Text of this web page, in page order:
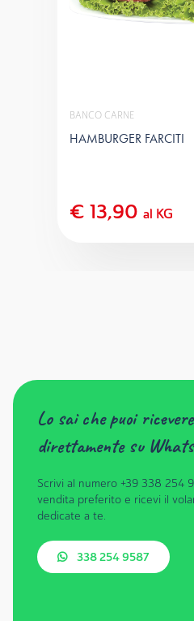
BANCO CARNE
HAMBURGER FARCITI
€ 13,90 al KG
Lo sai che puoi
direttamente su
Scrivi al numero +39 338 254
vendita preferito e ricevi il
dedicate a te.
338 254 9587